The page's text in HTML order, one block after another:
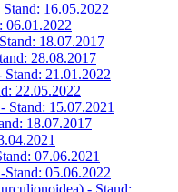
16.05.2022
06.01.2022
18.07.2017
28.08.2017
21.01.2022
22.05.2022
Stand: 15.07.2021
18.07.2017
07.06.2021
05.06.2022
- Stand: